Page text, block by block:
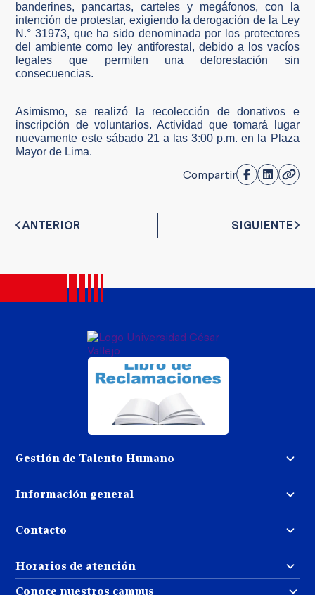
banderines, pancartas, carteles y megáfonos, con la
intención de protestar, exigiendo la derogación de la Ley
N.° 31973, que ha sido denominada por los protectores
del ambiente como ley antiforestal, debido a los vacíos
legales que permiten una deforestación sin
consecuencias.
Asimismo, se realizó la recolección de donativos e
inscripción de voluntarios. Actividad que tomará lugar
nuevamente este sábado 21 a las 3:00 p.m. en la Plaza
Mayor de Lima.
Compartir
ANTERIOR SIGUIENTE
Gestión de Talento Humano
Trabaja con nosotros
Información general
dinero
Libro de reclamaciones
Repositorio UCV
Contacto
llamando al:
( 01 ) 202-4342
Horarios de atención
Atención al estudiante:
Conoce nuestros campus